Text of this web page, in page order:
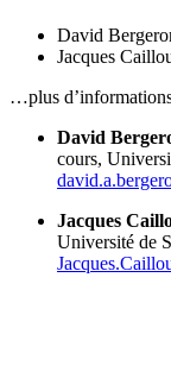
David
Jacques
…plus
David
cours,
Jacques
Université de